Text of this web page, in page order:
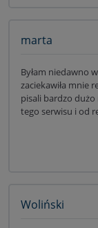
marta
Byłam niedawno
zaciekawiła mnie
pisali bardzo
tego serwisu i od
Woliński